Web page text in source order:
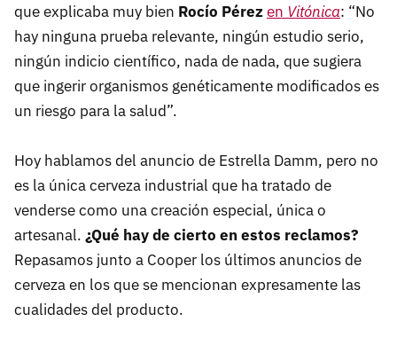
que explicaba muy bien Rocío Pérezen Vitónica: “No
hay ninguna prueba relevante, ningún estudio serio,
ningún indicio científico, nada de nada, que sugiera
que ingerir organismos genéticamente modificados es
un riesgo para la salud”.
Hoy hablamos del anuncio de Estrella Damm, pero no
es la única cerveza industrial que ha tratado de
venderse como una creación especial, única o
artesanal. ¿Qué hay de cierto en estos reclamos?
Repasamos junto a Cooper los últimos anuncios de
cerveza en los que se mencionan expresamente las
cualidades del producto.